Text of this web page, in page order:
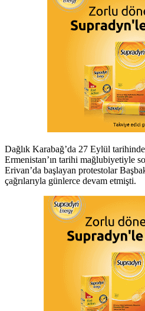
Dağlık Karabağ’da 27 Eylül
Ermenistan’ın tarihi mağlubiyetiyle
Erivan’da başlayan protestolar
çağrılarıyla günlerce devam etmişti.